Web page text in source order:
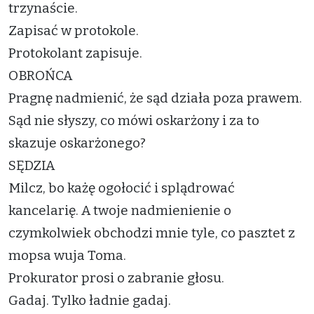
trzynaście.
Zapisać w protokole.
Protokolant zapisuje.
OBROŃCA
Pragnę nadmienić, że sąd działa poza prawem.
Sąd nie słyszy, co mówi oskarżony i za to
skazuje oskarżonego?
SĘDZIA
Milcz, bo każę ogołocić i splądrować
kancelarię. A twoje nadmienienie o
czymkolwiek obchodzi mnie tyle, co pasztet z
mopsa wuja Toma.
Prokurator prosi o zabranie głosu.
Gadaj. Tylko ładnie gadaj.